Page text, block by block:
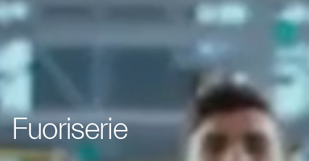
Fuoriserie